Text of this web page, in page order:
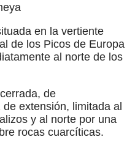
en la vertiente
de los Picos de Europa
al norte de los
de
extensión, limitada al
y al norte por una
rocas cuarcíticas.